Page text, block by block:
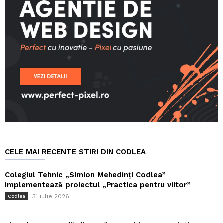
CELE MAI RECENTE STIRI DIN CODLEA
Colegiul Tehnic „Simion Mehedinți Codlea”
implementează proiectul „Practica pentru viitor”
Codlea 31 iulie 2026